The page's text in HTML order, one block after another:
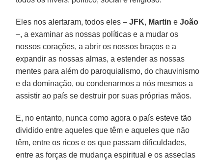
Eles nos alertaram, todos eles –JFK, Martin eJoão
–, a examinar as nossas políticas e a mudar os
nossos corações, a abrir os nossos braços e a
expandir as nossas almas, a estender as nossas
mentes para além do paroquialismo, do chauvinismo
e da dominação, ou condenarmos a nós mesmos a
assistir ao país se destruir por suas próprias mãos.
E, no entanto, nunca como agora o país esteve tão
dividido entre aqueles que têm e aqueles que não
têm, entre os ricos e os que passam dificuldades,
entre as forças de mudança espiritual e os asseclas